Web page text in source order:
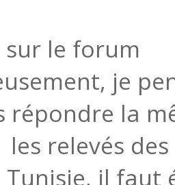
le forum
je
répondre la
les relevés
il